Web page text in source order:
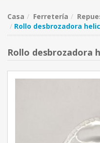
Casa Ferretería
Rollo desbrozadora
Rollo desbrozadora